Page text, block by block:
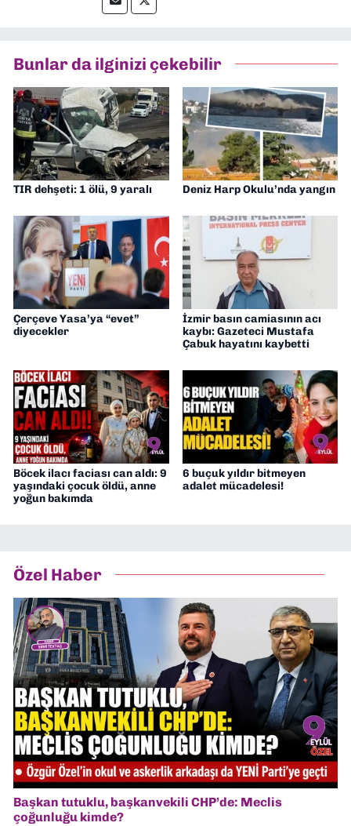
odaklanıyorum.
Bunlar da ilginizi çekebilir
TIR dehşeti: 1 ölü, 9 yaralı Deniz Harp Okulu’nda yangın
Çerçeve Yasa’ya “evet”
diyecekler
İzmir basın camiasının acı
kaybı: Gazeteci Mustafa
Çabuk hayatını kaybetti
Böcek ilacı faciası can aldı: 9
yaşındaki çocuk öldü, anne
yoğun bakımda
6 buçuk yıldır bitmeyen
adalet mücadelesi!
Özel Haber
Başkan tutuklu, başkanvekili CHP’de: Meclis
çoğunluğu kimde?